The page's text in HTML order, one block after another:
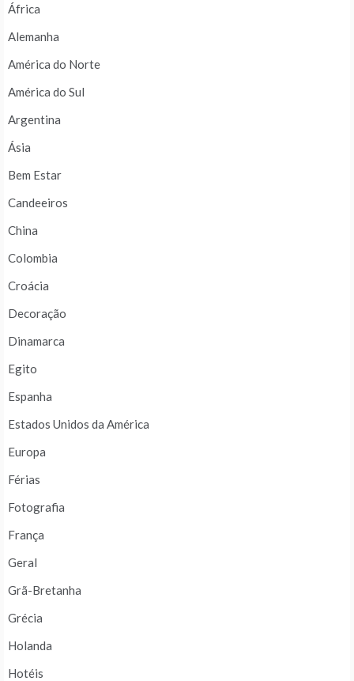
África
Alemanha
América do Norte
América do Sul
Argentina
Ásia
Bem Estar
Candeeiros
China
Colombia
Croácia
Decoração
Dinamarca
Egito
Espanha
Estados Unidos da América
Europa
Férias
Fotografia
França
Geral
Grã-Bretanha
Grécia
Holanda
Hotéis